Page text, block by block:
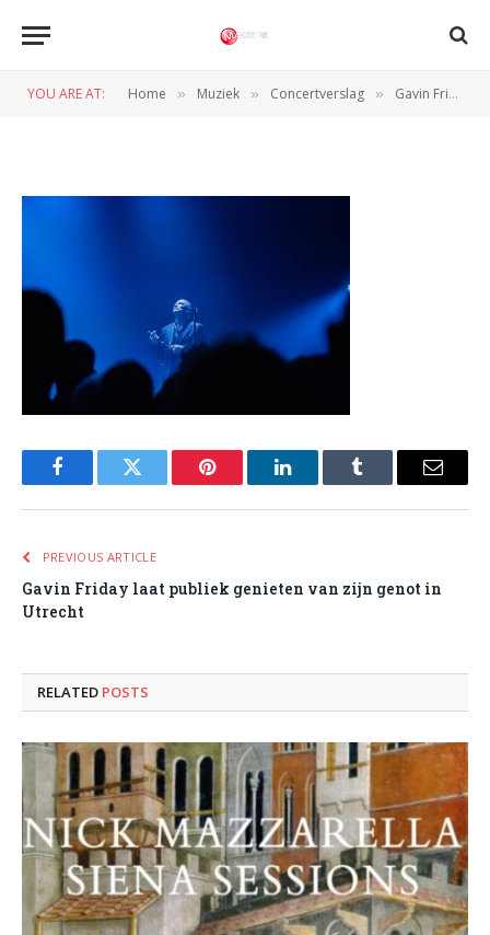
YOU ARE AT: Home » Muziek » Concertverslag » Gavin Friday laat publiek genieten van zijn genot in Utrecht
Gavin Friday- Pandora- Dewi
FacebookTwitter Pinterest LinkedInTumblr Email
PREVIOUS ARTICLE
Gavin Friday laat publiek genieten van zijn genot in
Utrecht
RELATED POSTS